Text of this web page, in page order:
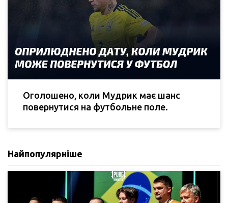
Оголошено, коли Мудрик має шанс
повернутися на футбольне поле.
Найпопулярніше